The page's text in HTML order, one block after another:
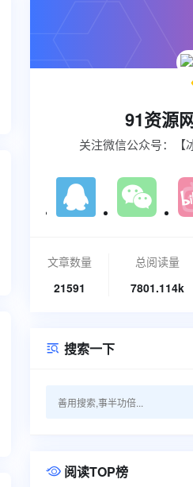
91资源
关注微信公众号：【
文章数量
21591
总阅读量
7801.114k
 搜索一下
 阅读TOP榜